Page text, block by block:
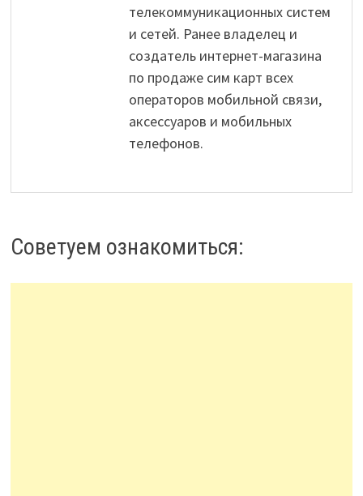
телекоммуникационных систем
и сетей. Ранее владелец и
создатель интернет-магазина
по продаже сим карт всех
операторов мобильной связи,
аксессуаров и мобильных
телефонов.
Советуем ознакомиться: